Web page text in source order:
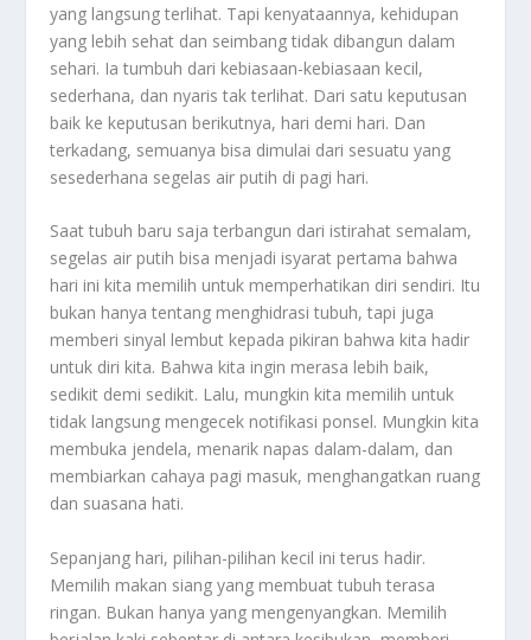
yang langsung terlihat. Tapi kenyataannya, kehidupan
yang lebih sehat dan seimbang tidak dibangun dalam
sehari. Ia tumbuh dari kebiasaan-kebiasaan kecil,
sederhana, dan nyaris tak terlihat. Dari satu keputusan
baik ke keputusan berikutnya, hari demi hari. Dan
terkadang, semuanya bisa dimulai dari sesuatu yang
sesederhana segelas air putih di pagi hari.
Saat tubuh baru saja terbangun dari istirahat semalam,
segelas air putih bisa menjadi isyarat pertama bahwa
hari ini kita memilih untuk memperhatikan diri sendiri. Itu
bukan hanya tentang menghidrasi tubuh, tapi juga
memberi sinyal lembut kepada pikiran bahwa kita hadir
untuk diri kita. Bahwa kita ingin merasa lebih baik,
sedikit demi sedikit. Lalu, mungkin kita memilih untuk
tidak langsung mengecek notifikasi ponsel. Mungkin kita
membuka jendela, menarik napas dalam-dalam, dan
membiarkan cahaya pagi masuk, menghangatkan ruang
dan suasana hati.
Sepanjang hari, pilihan-pilihan kecil ini terus hadir.
Memilih makan siang yang membuat tubuh terasa
ringan. Bukan hanya yang mengenyangkan. Memilih